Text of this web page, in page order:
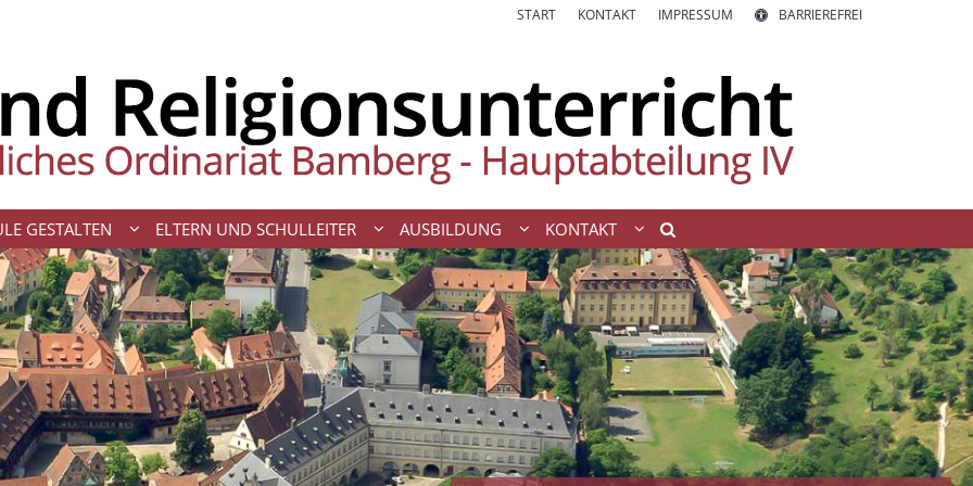
START KONTAKT IMPRESSUM BARRIEREFREI
GESTALTEN ELTERN UND SCHULLEITER AUSBILDUNG KONTAKT